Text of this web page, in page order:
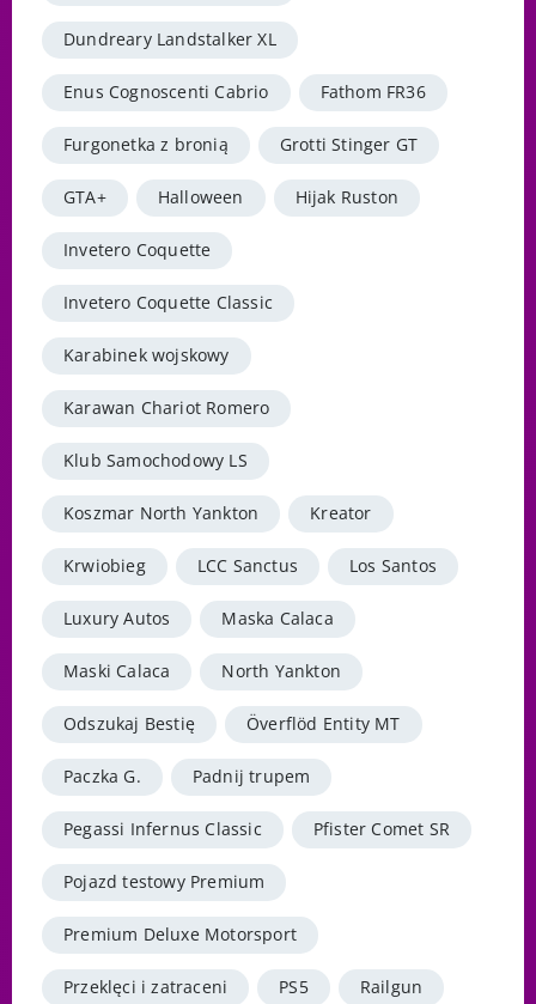
Dundreary Landstalker XL
Enus Cognoscenti Cabrio Fathom FR36
Furgonetka z bronią Grotti Stinger GT
GTA+ Halloween Hijak Ruston
Invetero Coquette
Invetero Coquette Classic
Karabinek wojskowy
Karawan Chariot Romero
Klub Samochodowy LS
Koszmar North Yankton Kreator
Krwiobieg LCC Sanctus Los Santos
Luxury Autos Maska Calaca
Maski Calaca North Yankton
Odszukaj Bestię Överflöd Entity MT
Paczka G. Padnij trupem
Pegassi Infernus Classic Pfister Comet SR
Pojazd testowy Premium
Premium Deluxe Motorsport
Przeklęci i zatraceni PS5 Railgun